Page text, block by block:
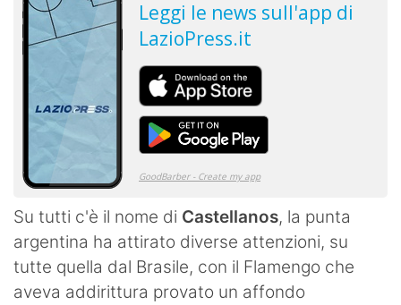
Su tutti c'è il nome di Castellanos, la punta
argentina ha attirato diverse attenzioni, su
tutte quella dal Brasile, con il Flamengo che
aveva addirittura provato un affondo